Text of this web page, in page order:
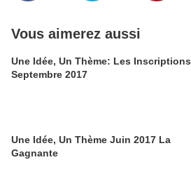
Vous aimerez aussi
Une Idée, Un Thème: Les Inscriptions
Septembre 2017
Une Idée, Un Thème Juin 2017 La
Gagnante